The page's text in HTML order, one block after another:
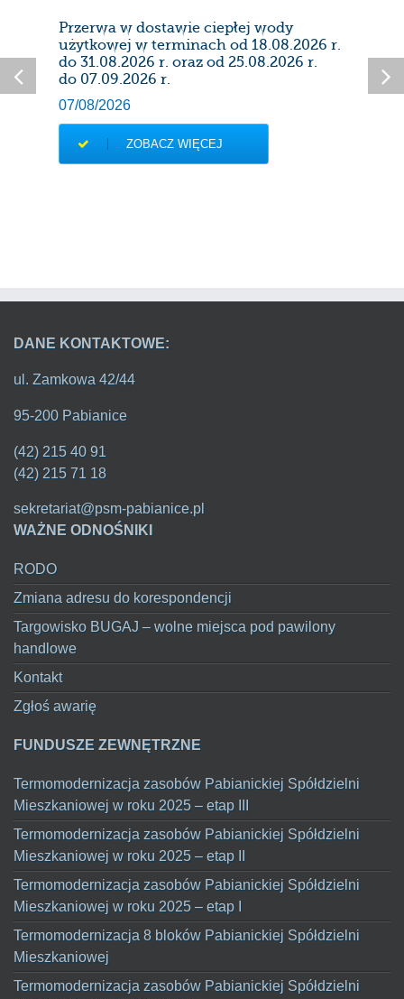
Przerwa w dostawie ciepłej wody
użytkowej w terminach od 18.08.2026 r.
do 31.08.2026 r. oraz od 25.08.2026 r.
do 07.09.2026 r.
07/08/2026
ZOBACZ WIĘCEJ
DANE KONTAKTOWE:
ul. Zamkowa 42/44
95-200 Pabianice
(42) 215 40 91
(42) 215 71 18
sekretariat@psm-pabianice.pl
WAŻNE ODNOŚNIKI
RODO
Zmiana adresu do korespondencji
Targowisko BUGAJ – wolne miejsca pod pawilony
handlowe
Kontakt
Zgłoś awarię
FUNDUSZE ZEWNĘTRZNE
Termomodernizacja zasobów Pabianickiej Spółdzielni
Mieszkaniowej w roku 2025 – etap III
Termomodernizacja zasobów Pabianickiej Spółdzielni
Mieszkaniowej w roku 2025 – etap II
Termomodernizacja zasobów Pabianickiej Spółdzielni
Mieszkaniowej w roku 2025 – etap I
Termomodernizacja 8 bloków Pabianickiej Spółdzielni
Mieszkaniowej
Termomodernizacja zasobów Pabianickiej Spółdzielni